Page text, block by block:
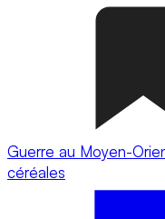
Guerre au Moyen-
céréales